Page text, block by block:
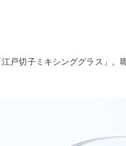
戸切子ミキシンググラス」。